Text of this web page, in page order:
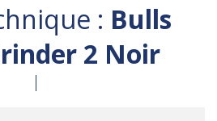
: Bulls
2 Noir